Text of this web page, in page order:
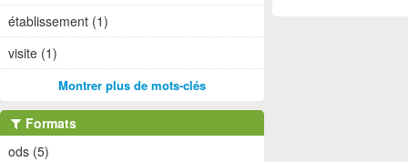
établissement (1)
visite (1)
Montrer plus de mots-clés
Formats
ods (5)